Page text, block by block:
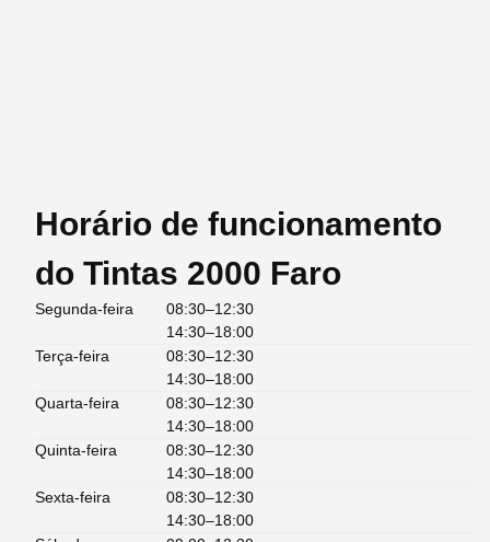
Horário de funcionamento
do Tintas 2000 Faro
Segunda-feira
08:30–12:30
14:30–18:00
Terça-feira
08:30–12:30
14:30–18:00
Quarta-feira
08:30–12:30
14:30–18:00
Quinta-feira
08:30–12:30
14:30–18:00
Sexta-feira
08:30–12:30
14:30–18:00